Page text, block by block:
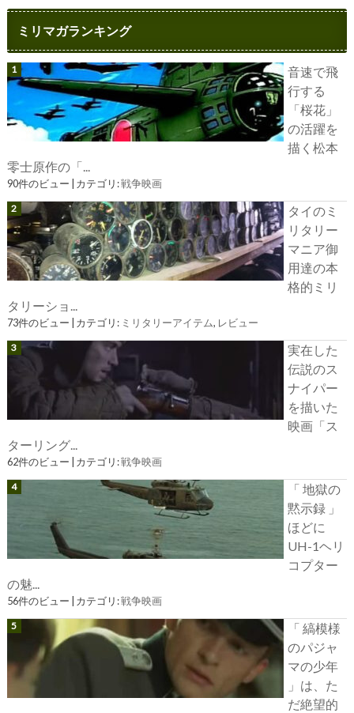
ミリマガランキング
音速で飛
行する
「桜花」
の活躍を
描く松本
零士原作の「...
90件のビュー カテゴリ:戦争映画
タイのミ
リタリー
マニア御
用達の本
格的ミリ
タリーショ...
73件のビュー カテゴリ: ミリタリーアイテム, レビュー
実在した
伝説のス
ナイパー
を描いた
映画「ス
ターリング...
62件のビュー カテゴリ:戦争映画
「 地獄の
黙示録 」
ほどに
UH-1ヘリ
コプター
の魅...
56件のビュー カテゴリ:戦争映画
「 縞模様
のパジャ
マの少年
」は、た
だ絶望的